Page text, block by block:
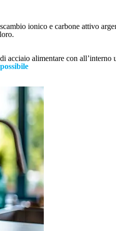
ionico e carbone attivo
acciaio alimentare con